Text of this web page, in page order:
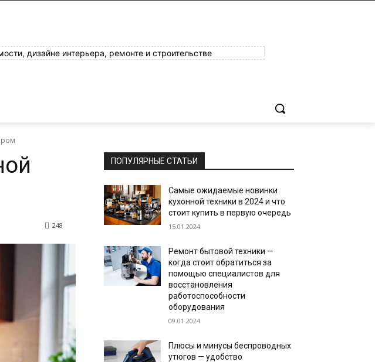
дизайне интерьера, ремонте и строительстве
248
ПОПУЛЯРНЫЕ СТАТЬИ
Самые ожидаемые новинки
кухонной техники в 2024 и что
стоит купить в первую очередь
15.01.2024
Ремонт бытовой техники —
когда стоит обратиться за
помощью специалистов для
восстановления
работоспособности
оборудования
09.01.2024
Плюсы и минусы беспроводных
утюгов — удобство